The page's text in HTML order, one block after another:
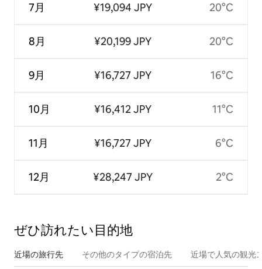
7月
8月
9月
10月
11月
12月
¥19,094 JPY
¥20,199 JPY
¥16,727 JPY
¥16,412 JPY
¥16,727 JPY
¥28,247 JPY
20°C
20°C
16°C
11°C
6°C
2°C
ぜひ訪⁠れ⁠た⁠い目⁠的⁠地
近場の旅行先 その他のタ⁠イ⁠プ⁠の宿⁠泊⁠先 近場で人気の観光